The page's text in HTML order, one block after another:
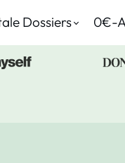
Dossiers 0€-